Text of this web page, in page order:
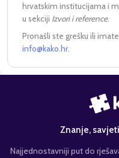
hrvatskim institucijama i
u sekciji Izvori i reference.
Pronašli ste grešku ili
info@kako.hr.
Znanje,
Najjednostavniji put do